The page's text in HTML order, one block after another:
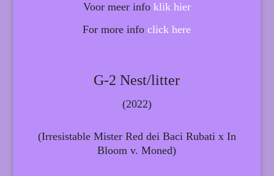
Voor meer info klik hier
For more infoclick here
G-2 Nest/litter
(2022)
(Irresistable Mister Red dei Baci Rubati x In
Bloom v. Moned)